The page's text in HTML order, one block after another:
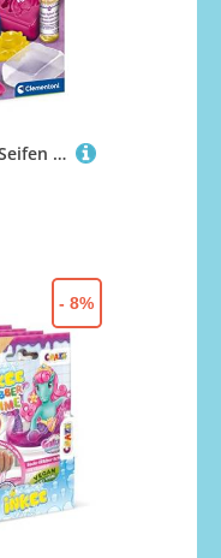
Clementoni Galileo Lab Seifen und Badekugeln - Spielzeug für Kinder ab 8 Jahren mit bunten Seifen, duftender Badezusatz & sprudelnde Badebomben zum Selbstmachen von Clementoni 59013
- 8%